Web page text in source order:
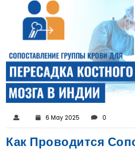
6 May 2025 0
Как Проводится